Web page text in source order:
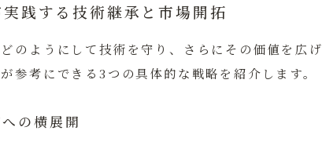
践する技術継承と市場開拓
のようにして技術を守り、さらにその価値を広げ
参考にできる3つの具体的な戦略を紹介します。
の横展開